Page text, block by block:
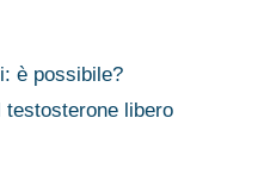
è possibile?
libero